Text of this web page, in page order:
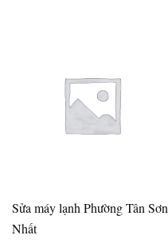
Sửa máy lạnh Phường Tân Sơn
Nhất